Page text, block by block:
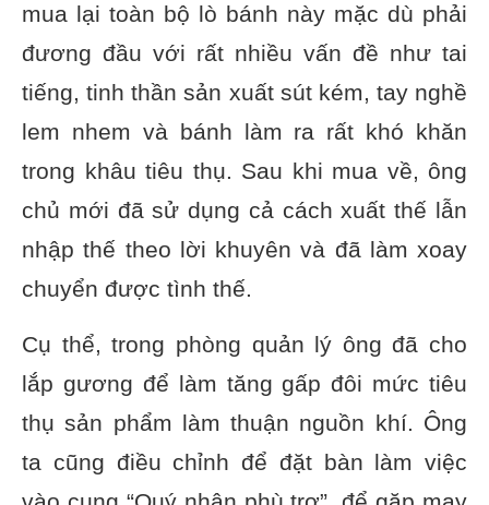
mua lại toàn bộ lò bánh này mặc dù phải
đương đầu với rất nhiều vấn đề như tai
tiếng, tinh thần sản xuất sút kém, tay nghề
lem nhem và bánh làm ra rất khó khăn
trong khâu tiêu thụ. Sau khi mua về, ông
chủ mới đã sử dụng cả cách xuất thế lẫn
nhập thế theo lời khuyên và đã làm xoay
chuyển được tình thế.
Cụ thể, trong phòng quản lý ông đã cho
lắp gương để làm tăng gấp đôi mức tiêu
thụ sản phẩm làm thuận nguồn khí. Ông
ta cũng điều chỉnh để đặt bàn làm việc